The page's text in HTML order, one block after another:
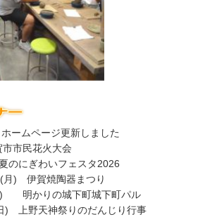
ムページ更新しました
市民花火大会
にぎわいフェスタ2026
月) 伊賀焼陶器まつり
) 明かりの城下町城下町パル
) 上野天神祭りのだんじり行事